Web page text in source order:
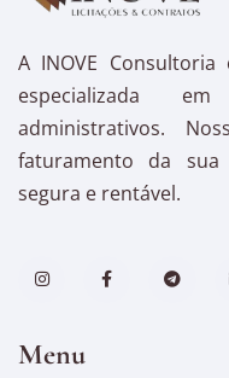
A INOVE
especializada
administrativos.
faturamento da
segura e rentável.
Menu